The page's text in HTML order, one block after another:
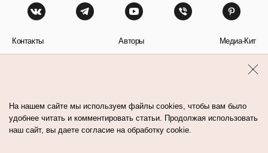
Контакты Авторы Медиа-Кит
На нашем сайте мы используем файлы cookies, чтобы вам было
удобнее читать и комментировать статьи. Продолжая использовать
наш сайт, вы даете согласие на обработку cookie.